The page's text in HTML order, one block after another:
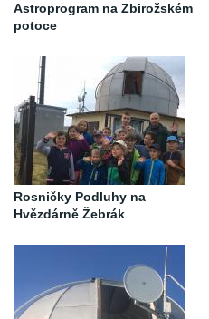
Astroprogram na Zbirožském
potoce
Rosničky Podluhy na
Hvězdárně Žebrák